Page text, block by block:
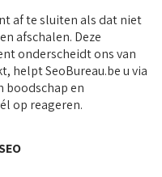
af te sluiten als dat niet
afschalen. Deze
onderscheidt ons van
helpt SeoBureau.be u via
boodschap en
op reageren.